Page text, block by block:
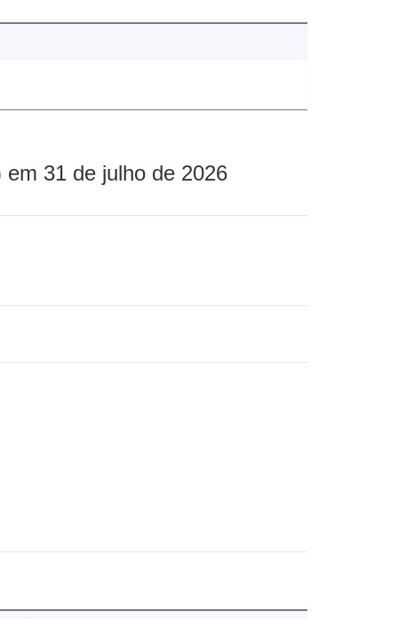
31 de julho de 2026